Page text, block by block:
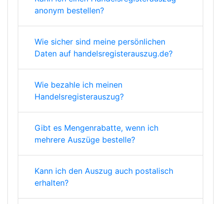
anonym bestellen?
Wie sicher sind meine persönlichen
Daten auf handelsregisterauszug.de?
Wie bezahle ich meinen
Handelsregisterauszug?
Gibt es Mengenrabatte, wenn ich
mehrere Auszüge bestelle?
Kann ich den Auszug auch postalisch
erhalten?